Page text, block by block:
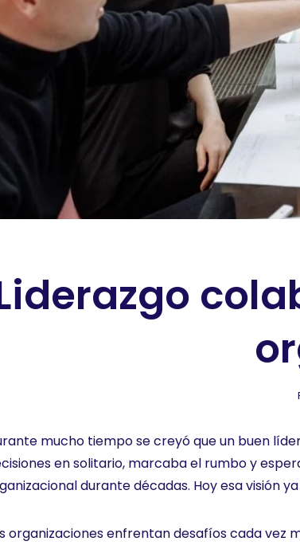
mucho tiempo se creyó que un buen
en solitario, marcaba el rumbo y
durante décadas. Hoy esa visión
organizaciones enfrentan desafíos cada vez